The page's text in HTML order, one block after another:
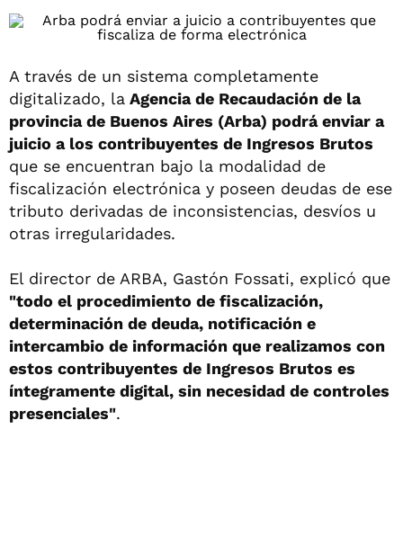
A través de un sistema completamente
digitalizado, la Agencia de Recaudación de la
provincia de Buenos Aires (Arba) podrá enviar a
juicio a los contribuyentes de Ingresos Brutos
que se encuentran bajo la modalidad de
fiscalización electrónica y poseen deudas de ese
tributo derivadas de inconsistencias, desvíos u
otras irregularidades.
El director de ARBA, Gastón Fossati, explicó que
"todo el procedimiento de fiscalización,
determinación de deuda, notificación e
intercambio de información que realizamos con
estos contribuyentes de Ingresos Brutos es
íntegramente digital, sin necesidad de controles
presenciales".